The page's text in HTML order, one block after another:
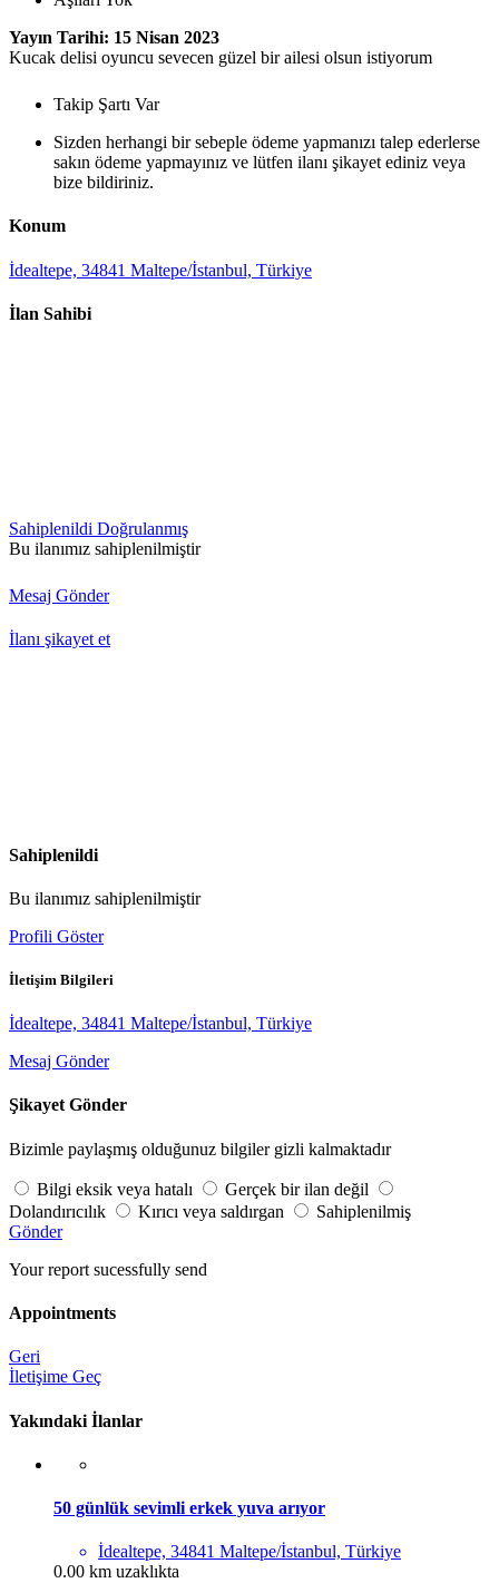
Yayın Tarihi: 15 Nisan 2023
Kucak delisi oyuncu sevecen güzel bir ailesi olsun istiyorum
Takip Şartı Var
Sizden herhangi bir sebeple ödeme yapmanızı talep ederlerse
sakın ödeme yapmayınız ve lütfen ilanı şikayet ediniz veya
bize bildiriniz.
Konum
İdealtepe, 34841 Maltepe/İstanbul, Türkiye
İlan Sahibi
Sahiplenildi Doğrulanmış
Bu ilanımız sahiplenilmiştir
Mesaj Gönder
İlanı şikayet et
Sahiplenildi
Bu ilanımız sahiplenilmiştir
Profili Göster
İletişim Bilgileri
İdealtepe, 34841 Maltepe/İstanbul, Türkiye
Mesaj Gönder
Şikayet Gönder
Bizimle paylaşmış olduğunuz bilgiler gizli kalmaktadır
Bilgi eksik veya hatalı
Gerçek bir ilan değil
Dolandırıcılık
Kırıcı veya saldırgan
Sahiplenilmiş
Gönder
Your report sucessfully send
Appointments
Geri
İletişime Geç
Yakındaki İlanlar
50 günlük sevimli erkek yuva arıyor
İdealtepe, 34841 Maltepe/İstanbul, Türkiye
0.00 km uzaklıkta